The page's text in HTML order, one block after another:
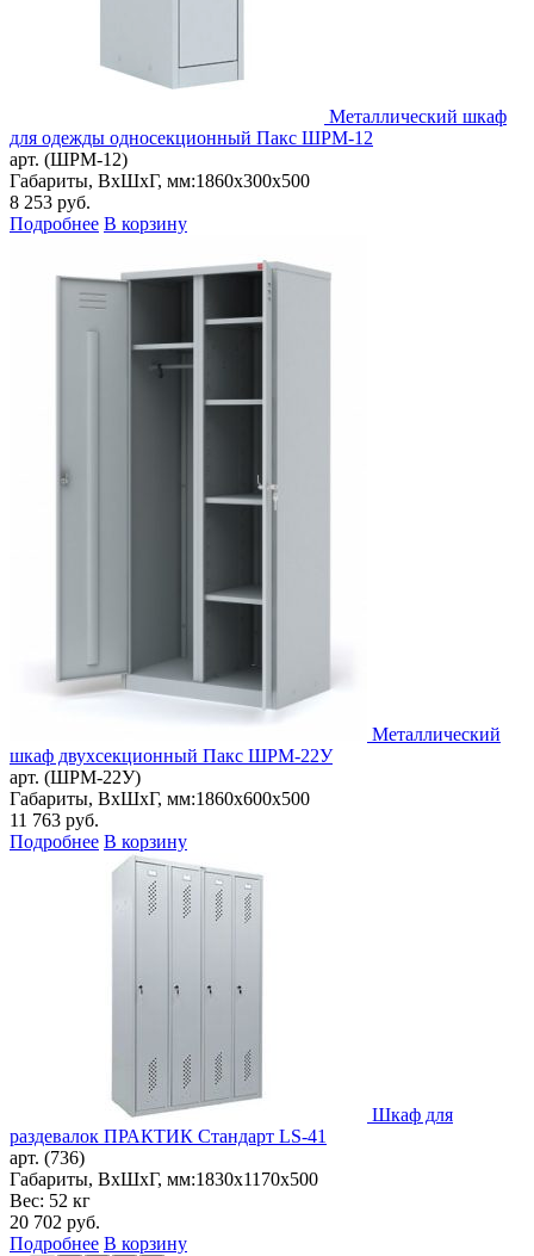
Металлический шкаф
для одежды односекционный Пакс ШРМ-12
арт. (ШРМ-12)
Габариты, ВxШxГ, мм:1860x300x500
8 253 руб.
Подробнее В корзину
Металлический
шкаф двухсекционный Пакс ШРМ-22У
арт. (ШРМ-22У)
Габариты, ВxШxГ, мм:1860x600x500
11 763 руб.
Подробнее В корзину
Шкаф для
раздевалок ПРАКТИК Стандарт LS-41
арт. (736)
Габариты, ВxШxГ, мм:1830x1170x500
Вес: 52 кг
20 702 руб.
Подробнее В корзину